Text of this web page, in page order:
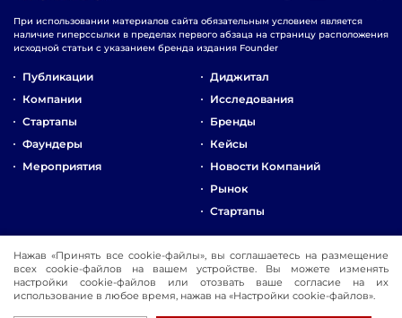
При использовании материалов сайта обязательным условием является
наличие гиперссылки в пределах первого абзаца на страницу расположения
исходной статьи с указанием бренда издания Founder
Публикации
Компании
Стартапы
Фаундеры
Мероприятия
Диджитал
Исследования
Бренды
Кейсы
Новости Компаний
Рынок
Стартапы
Реклама
Контакты
Нажав «Принять все cookie-файлы», вы соглашаетесь на размещение
всех cookie-файлов на вашем устройстве. Вы можете изменять
настройки cookie-файлов или отозвать ваше согласие на их
использование в любое время, нажав на «Настройки cookie-файлов».